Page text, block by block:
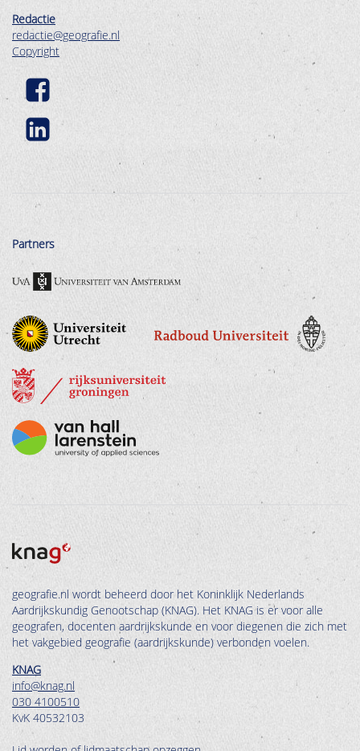
Redactie
redactie@geografie.nl
Copyright
Partners
geografie.nl wordt beheerd door het Koninklijk Nederlands
Aardrijkskundig Genootschap (KNAG). Het KNAG is er voor alle
geografen, docenten aardrijkskunde en voor diegenen die zich met
het vakgebied geografie (aardrijkskunde) verbonden voelen.
KNAG
info@knag.nl
030 4100510
KvK 40532103